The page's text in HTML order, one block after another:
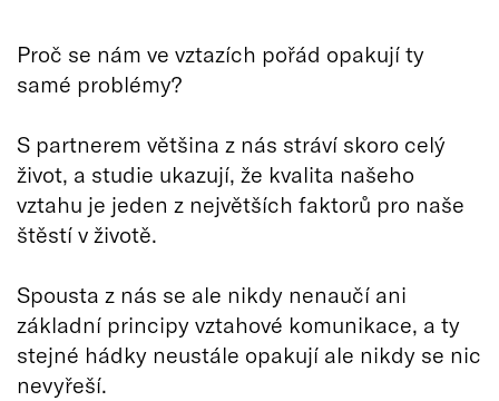
Proč se nám ve vztazích pořád opakují ty
samé problémy?
S partnerem většina z nás stráví skoro celý
život, a studie ukazují, že kvalita našeho
vztahu je jeden z největších faktorů pro naše
štěstí v životě.
Spousta z nás se ale nikdy nenaučí ani
základní principy vztahové komunikace, a ty
stejné hádky neustále opakují ale nikdy se nic
nevyřeší.